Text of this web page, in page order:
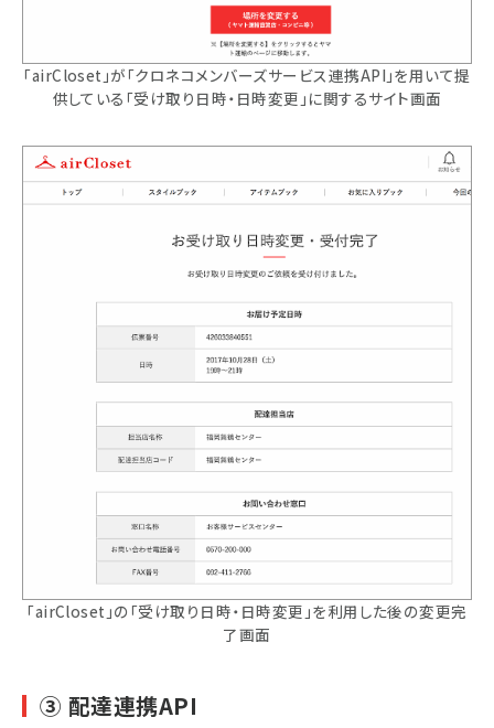
「airCloset」が「クロネコメンバーズサービス連携API」を用いて提
供している「受け取り日時・日時変更」に関するサイト画面
「airCloset」の「受け取り日時・日時変更」を利用した後の変更完
了画面
③ 配達連携API